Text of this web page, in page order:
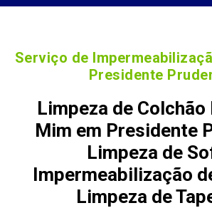
Serviço de
Presidente
Limpeza de
Mim em Presidente
Limpeza de
Impermeabilização
Limpeza de